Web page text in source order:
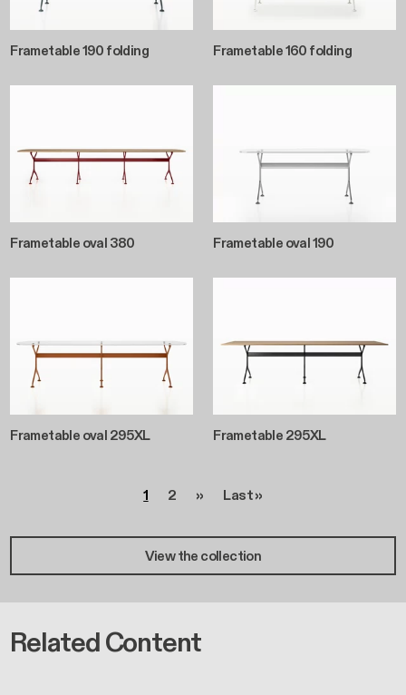
Frametable 190 folding Frametable 160 folding
Frametable oval 380 Frametable oval 190
Frametable oval 295XL Frametable 295XL
Pagina
1 Pagina
2 Pagina successiva
›› Ultima pagina
Last »
View the collection
Related Content